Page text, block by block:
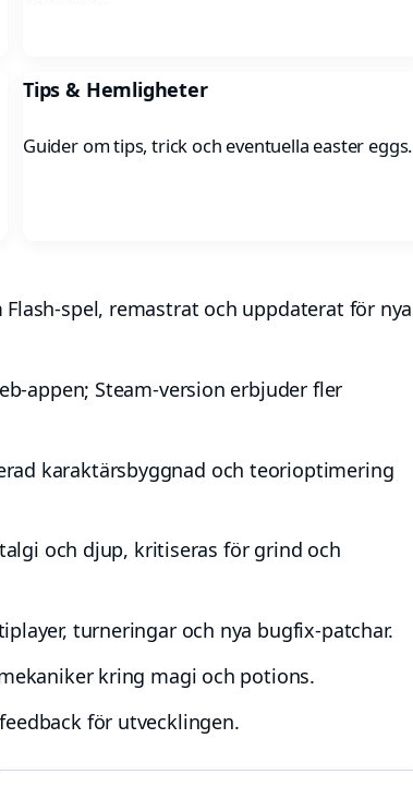
Tips & Hemligheter
Guider om tips, trick och eventuella easter eggs.
spel, remastrat och uppdaterat för nya
appen; Steam-version erbjuder fler
karaktärsbyggnad och teorioptimering
och djup, kritiseras för grind och
turneringar och nya bugfix-patchar.
kring magi och potions.
för utvecklingen.